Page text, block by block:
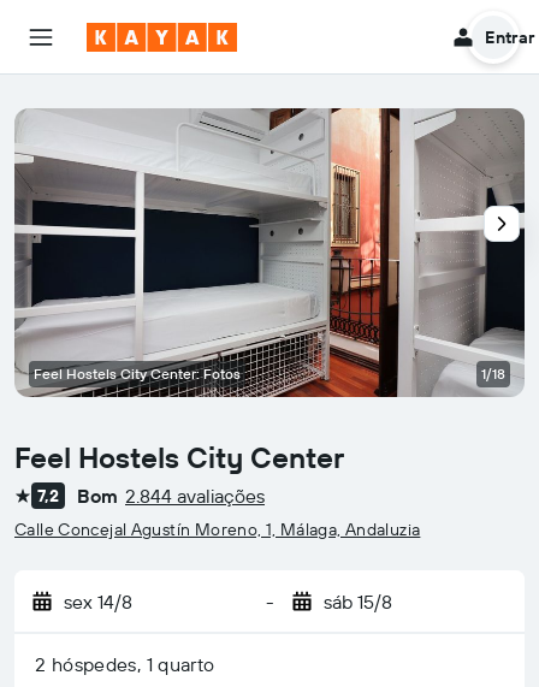
Entrar
Feel Hostels City Center
1 estrela
7,2 Bom 2.844 avaliações
Calle Concejal Agustín Moreno, 1, Málaga, Andaluzia
sex 14/8 - sáb 15/8
2 hóspedes, 1 quarto
Feel Hostels City Center: Fotos 1/18